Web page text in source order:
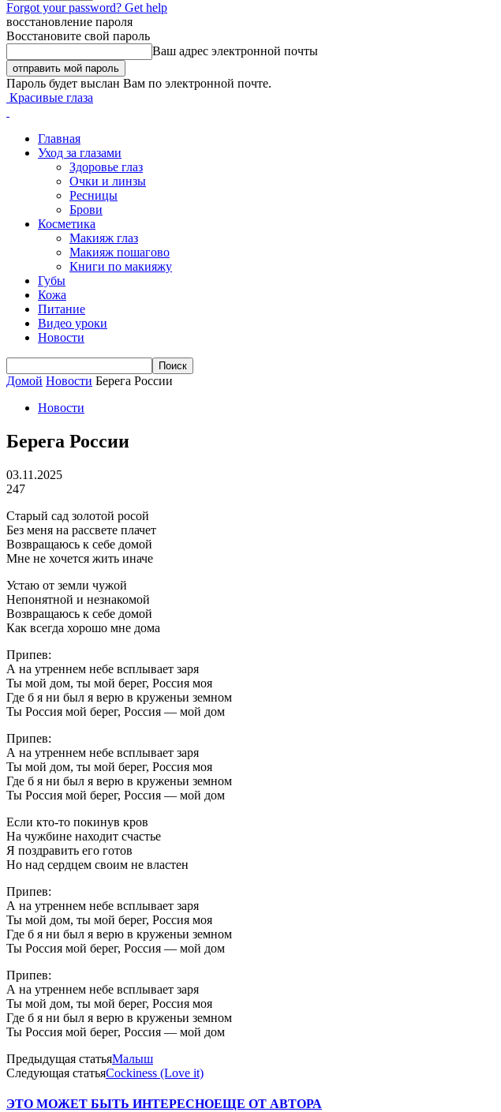
Forgot your password? Get help
восстановление пароля
Восстановите свой пароль
Ваш адрес электронной почты
Пароль будет выслан Вам по электронной почте.
Красивые глаза
Главная
Уход за глазами
Здоровье глаз
Очки и линзы
Ресницы
Брови
Косметика
Макияж глаз
Макияж пошагово
Книги по макияжу
Губы
Кожа
Питание
Видео уроки
Новости
Домой Новости Берега России
Новости
Берега России
03.11.2025
247
Старый сад золотой росой
Без меня на рассвете плачет
Возвращаюсь к себе домой
Мне не хочется жить иначе
Устаю от земли чужой
Непонятной и незнакомой
Возвращаюсь к себе домой
Как всегда хорошо мне дома
Припев:
А на утреннем небе всплывает заря
Ты мой дом, ты мой берег, Россия моя
Где б я ни был я верю в круженьи земном
Ты Россия мой берег, Россия — мой дом
Припев:
А на утреннем небе всплывает заря
Ты мой дом, ты мой берег, Россия моя
Где б я ни был я верю в круженьи земном
Ты Россия мой берег, Россия — мой дом
Если кто-то покинув кров
На чужбине находит счастье
Я поздравить его готов
Но над сердцем своим не властен
Припев:
А на утреннем небе всплывает заря
Ты мой дом, ты мой берег, Россия моя
Где б я ни был я верю в круженьи земном
Ты Россия мой берег, Россия — мой дом
Припев:
А на утреннем небе всплывает заря
Ты мой дом, ты мой берег, Россия моя
Где б я ни был я верю в круженьи земном
Ты Россия мой берег, Россия — мой дом
Предыдущая статьяМалыш
Следующая статьяCockiness (Love it)
ЭТО МОЖЕТ БЫТЬ ИНТЕРЕСНОЕЩЕ ОТ АВТОРА